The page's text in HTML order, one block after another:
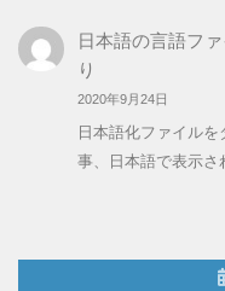
日本語の言語フ
り
2020年9月24日
日本語化ファイル
事、日本語で表示